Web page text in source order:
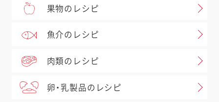
果物のレシピ
魚介のレシピ
肉類のレシピ
卵・乳製品のレシピ